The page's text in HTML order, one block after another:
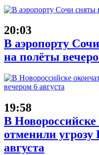
20:03
В аэропорту
на полёты
19:58
В Новороссийске
отменили
августа